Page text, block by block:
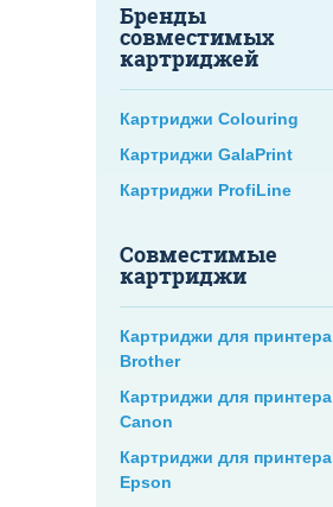
Бренды
совместимых
картриджей
Картриджи Colouring
Картриджи GalaPrint
Картриджи ProfiLine
Совместимые
картриджи
Картриджи для принтера
Brother
Картриджи для принтера
Canon
Картриджи для принтера
Epson